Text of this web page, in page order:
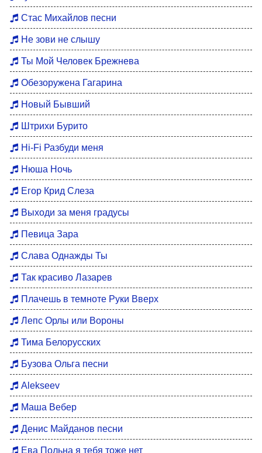
DFM Remix
Стас Михайлов песни
Не зови не слышу
Ты Мой Человек Брежнева
Обезоружена Гагарина
Новый Бывший
Штрихи Бурито
Hi-Fi Разбуди меня
Нюша Ночь
Егор Крид Слеза
Выходи за меня градусы
Певица Зара
Слава Однажды Ты
Так красиво Лазарев
Плачешь в темноте Руки Вверх
Лепс Орлы или Вороны
Тима Белорусских
Бузова Ольга песни
Alekseev
Маша Вебер
Денис Майданов песни
Ева Польна я тебя тоже нет